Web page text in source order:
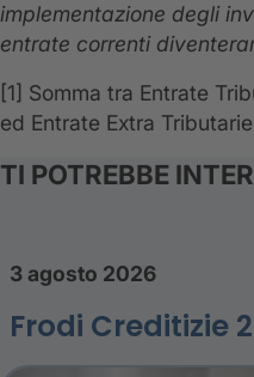
implementazione degli
entrate correnti
[1] Somma tra Entrate
ed Entrate Extra Tributarie
TI POTREBBE
3 agosto 2026
Frodi Creditizie